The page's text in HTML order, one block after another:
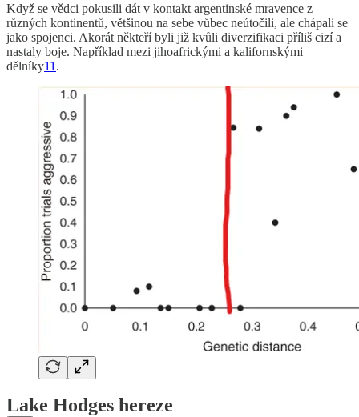
Když se vědci pokusili dát v kontakt argentinské mravence z
různých kontinentů, většinou na sebe vůbec neútočili, ale chápali se
jako spojenci. Akorát někteří byli již kvůli diverzifikaci příliš cizí a
nastaly boje. Například mezi jihoafrickými a kalifornskými
dělníky11 .
Lake Hodges hereze